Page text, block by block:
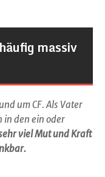
massiv
um CF. Als Vater
in den ein oder
viel Mut und Kraft